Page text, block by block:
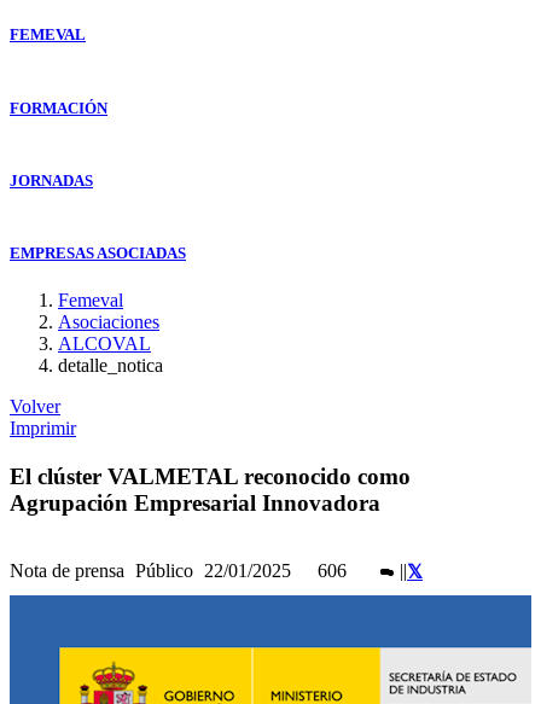
FEMEVAL
FORMACIÓN
JORNADAS
EMPRESAS ASOCIADAS
Femeval
Asociaciones
ALCOVAL
detalle_notica
Volver
Imprimir
El clúster VALMETAL reconocido como
Agrupación Empresarial Innovadora
Nota de prensa Público 22/01/2025 606